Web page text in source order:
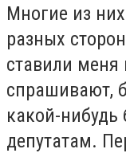
Многие из
разных
ставили
спрашивают,
какой-нибудь
депутатам.